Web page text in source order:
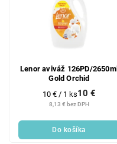
Lenor aviváž 126PD/2650ml
Gold Orchid
8,13 € bez DPH
10 €
Jednotková
cena:
10 € / 1 ks
Do košíka